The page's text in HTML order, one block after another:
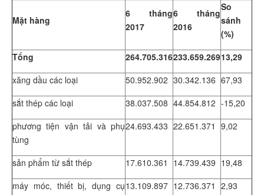
Mặt hàng
6 tháng
2017
6 tháng
2016
So
sánh
(%)
Tổng
264.705.316233.659.26913,29
xăng dầu các loại
50.952.902 30.342.136 67,93
sắt thép các loại
38.037.508 44.854.812 -15,20
phương tiện vận tải và phụ
tùng
24.693.433 22.651.371 9,02
sản phẩm từ sắt thép 17.610.361 14.739.439 19,48
máy móc, thiết bị, dụng cụ13.109.897 12.736.371 2,93